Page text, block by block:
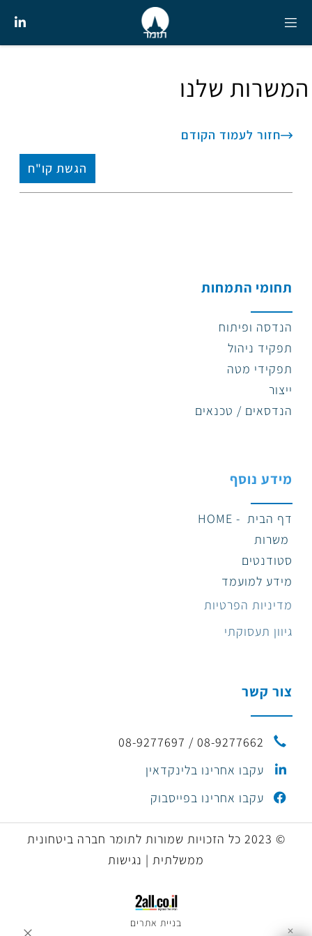
המשרות שלנו
חזור לעמוד הקודם
הגשת קו"ח
תחומי התמחות
הנדסה ופיתוח
תפקיד ניהול
תפקידי מטה
ייצור
הנדסאים / טכנאים
מידע נוסף
דף הבית - HOME
משרות
סטודנטים
מידע למועמד
מדיניות הפרטיות
גיוון תעסוקתי
צור קשר
08-9277662 / 08-9277697
עקבו אחרינו בלינקדאין
עקבו אחרינו בפייסבוק
© 2023 כל הזכויות שמורות לתומר חברה ביטחונית
ממשלתית | נגישות
בניית אתרים
✕